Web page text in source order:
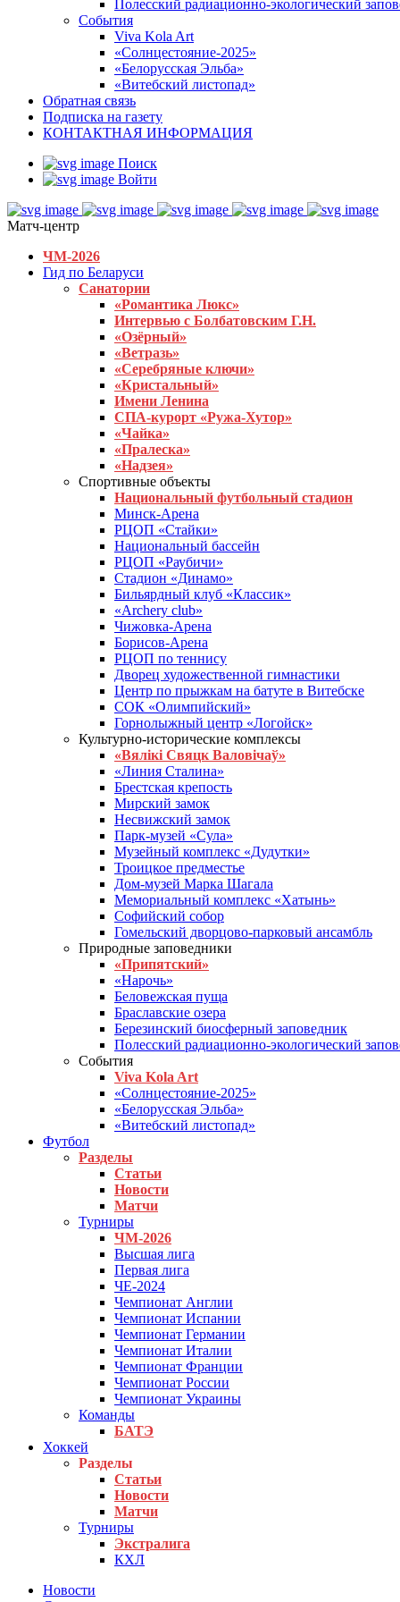
Полесский радиационно-экологический
События
Viva Kola Art
«Солнцестояние-2025»
«Белорусская Эльба»
«Витебский листопад»
Обратная связь
Подписка на газету
КОНТАКТНАЯ ИНФОРМАЦИЯ
Поиск
Войти
Матч-центр
ЧМ-2026
Гид по Беларуси
Санатории
«Романтика Люкс»
Интервью с Болбатовским Г.Н.
«Озёрный»
«Ветразь»
«Серебряные ключи»
«Кристальный»
Имени Ленина
СПА-курорт «Ружа-Хутор»
«Чайка»
«Пралеска»
«Надзея»
Спортивные объекты
Национальный футбольный стадион
Минск-Арена
РЦОП «Стайки»
Национальный бассейн
РЦОП «Раубичи»
Стадион «Динамо»
Бильярдный клуб «Классик»
«Archery club»
Чижовка-Арена
Борисов-Арена
РЦОП по теннису
Дворец художественной гимнастики
Центр по прыжкам на батуте в Витебске
СОК «Олимпийский»
Горнолыжный центр «Логойск»
Культурно-исторические комплексы
«Вялікі Свяцк Валовічаў»
«Линия Сталина»
Брестская крепость
Мирский замок
Несвижский замок
Парк-музей «Сула»
Музейный комплекс «Дудутки»
Троицкое предместье
Дом-музей Марка Шагала
Мемориальный комплекс «Хатынь»
Софийский собор
Гомельский дворцово-парковый ансамбль
Природные заповедники
«Припятский»
«Нарочь»
Беловежская пуща
Браславские озера
Березинский биосферный заповедник
Полесский радиационно-экологический
События
Viva Kola Art
«Солнцестояние-2025»
«Белорусская Эльба»
«Витебский листопад»
Футбол
Разделы
Статьи
Новости
Матчи
Турниры
ЧМ-2026
Высшая лига
Первая лига
ЧЕ-2024
Чемпионат Англии
Чемпионат Испании
Чемпионат Германии
Чемпионат Италии
Чемпионат Франции
Чемпионат России
Чемпионат Украины
Команды
БАТЭ
Хоккей
Разделы
Статьи
Новости
Матчи
Турниры
Экстралига
КХЛ
Новости